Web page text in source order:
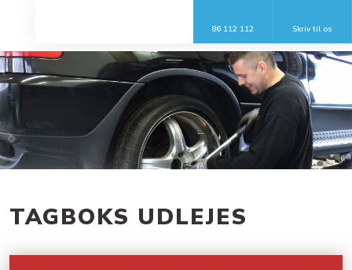
86 112 112 Skriv til os​
TAGBOKS UDLEJES​